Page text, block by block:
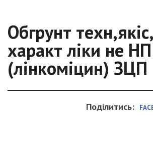
Обгрунт
характ ліки не
(лінкоміцин)
Поділитись: